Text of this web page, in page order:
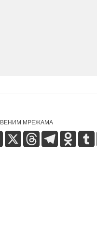
МРЕЖАМА
LinkedIn
X ThreadsTelegram